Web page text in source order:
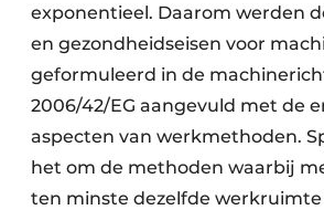
exponentieel. Daarom werden
en gezondheidseisen voor
geformuleerd in de
2006/42/EG aangevuld met de
aspecten van werkmethoden.
het om de methoden waarbij
ten minste dezelfde